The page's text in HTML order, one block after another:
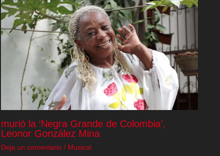
murió la ‘Negra Grande de Colombia’,
Leonor González Mina
Deja un comentario / Musical